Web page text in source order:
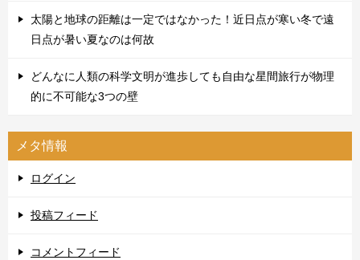
太陽と地球の距離は一定ではなかった！近日点が寒い冬で遠
日点が暑い夏なのは何故
どんなに人類の科学文明が進歩しても自由な星間旅行が物理
的に不可能な3つの壁
メタ情報
ログイン
投稿フィード
コメントフィード